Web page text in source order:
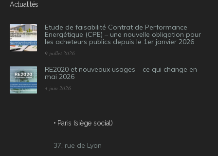
Actualités
Etude de faisabilité Contrat de Performance
Energétique (CPE) – une nouvelle obligation pour
les acheteurs publics depuis le 1er janvier 2026
9 juillet 2026
RE2020 et nouveaux usages – ce qui change en
mai 2026
4 juin 2026
• Paris (siège social)
37, rue de Lyon